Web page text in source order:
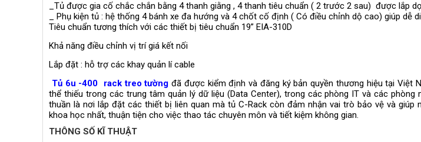
_Tủ được gia cố chắc chắn bằng 4 thanh giằng , 4 thanh tiêu chuẩn ( 2 trước 2 sau) được lắp
_ Phụ kiện tủ : hệ thống 4 bánh xe đa hướng và 4 chốt cố định ( Có điều chỉnh dộ cao) giúp dễ
Tiêu chuẩn tương thích với các thiết bị tiêu chuẩn 19” EIA-310D
Khả năng điều chỉnh vị trí giá kết nối
Lắp đặt : hỗ trợ các khay quản lí cable
Tủ 6u -400 rack treo tường đã được kiểm định và đăng ký bản quyền thương hiệu tại Việt
thể thiếu trong các trung tâm quản lý dữ liệu (Data Center), trong các phòng IT và các
thuần là nơi lắp đặt các thiết bị liên quan mà tủ C-Rack còn đảm nhận vai trò bảo vệ và
khoa học nhất, thuận tiện cho việc thao tác chuyên môn và tiết kiệm không gian.
THÔNG SỐ KĨ THUẬT